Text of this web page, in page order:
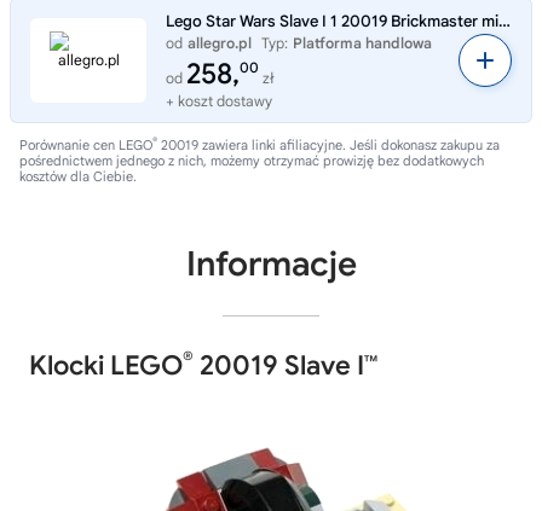
Lego Star Wars Slave I 1 20019 Brickmaster mini Boba Fett polybag MISB 2011
od allegro.pl Typ: Platforma handlowa
od 258,00
zł
+ koszt dostawy
Porównanie cen LEGO® 20019 zawiera linki afiliacyjne. Jeśli dokonasz zakupu za
pośrednictwem jednego z nich, możemy otrzymać prowizję bez dodatkowych
kosztów dla Ciebie.
Informacje
Klocki LEGO® 20019 Slave I™